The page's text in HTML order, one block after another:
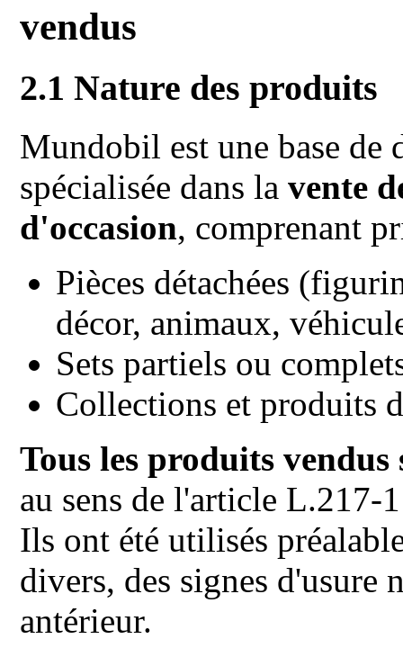
vendus
2.1 Nature des produits
Mundobil est une base de
spécialisée dans lavente
d'occasion, comprenant
Pièces détachées
décor, animaux,
Sets partiels ou
Collections et produits
Tous les produits
au sens de l'article L.217-
Ils ont été utilisés
divers, des signes d'usure
antérieur.